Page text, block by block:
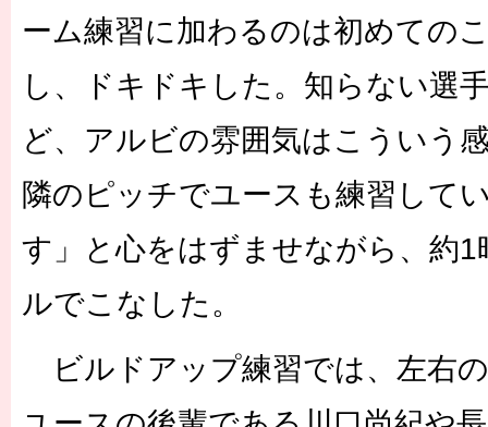
ーム練習に加わるのは初めての
し、ドキドキした。知らない選
ど、アルビの雰囲気はこういう
隣のピッチでユースも練習して
す」と心をはずませながら、約
ルでこなした。
ビルドアップ練習では、左右